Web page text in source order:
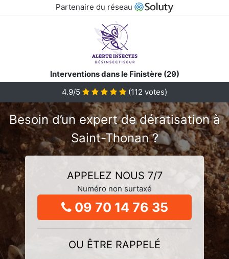
Partenaire du réseau
Interventions dans le Finistère (29)
4.9/5
(112 votes)
Besoin d’un expert de dératisation à
Saint-Thonan ?
APPELEZ NOUS 7/7
Numéro non surtaxé
09 70 14 76 35
OU ÊTRE RAPPELÉ